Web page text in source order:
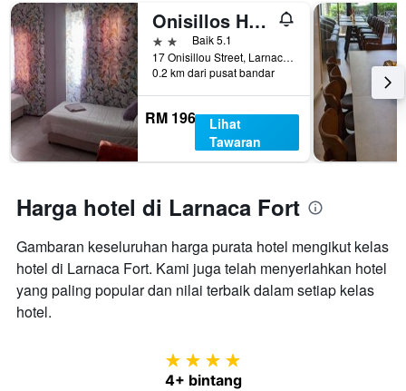
Onisillos Hotel
2 bintangBaik 5.1
17 Onisillou Street, Larnaca, Cyprus
0.2 km dari pusat bandar
RM 196
Lihat
Tawaran
Harga hotel di Larnaca Fort
Gambaran keseluruhan harga purata hotel mengikut kelas
hotel di Larnaca Fort. Kami juga telah menyerlahkan hotel
yang paling popular dan nilai terbaik dalam setiap kelas
hotel.
4 bintang
4+ bintang